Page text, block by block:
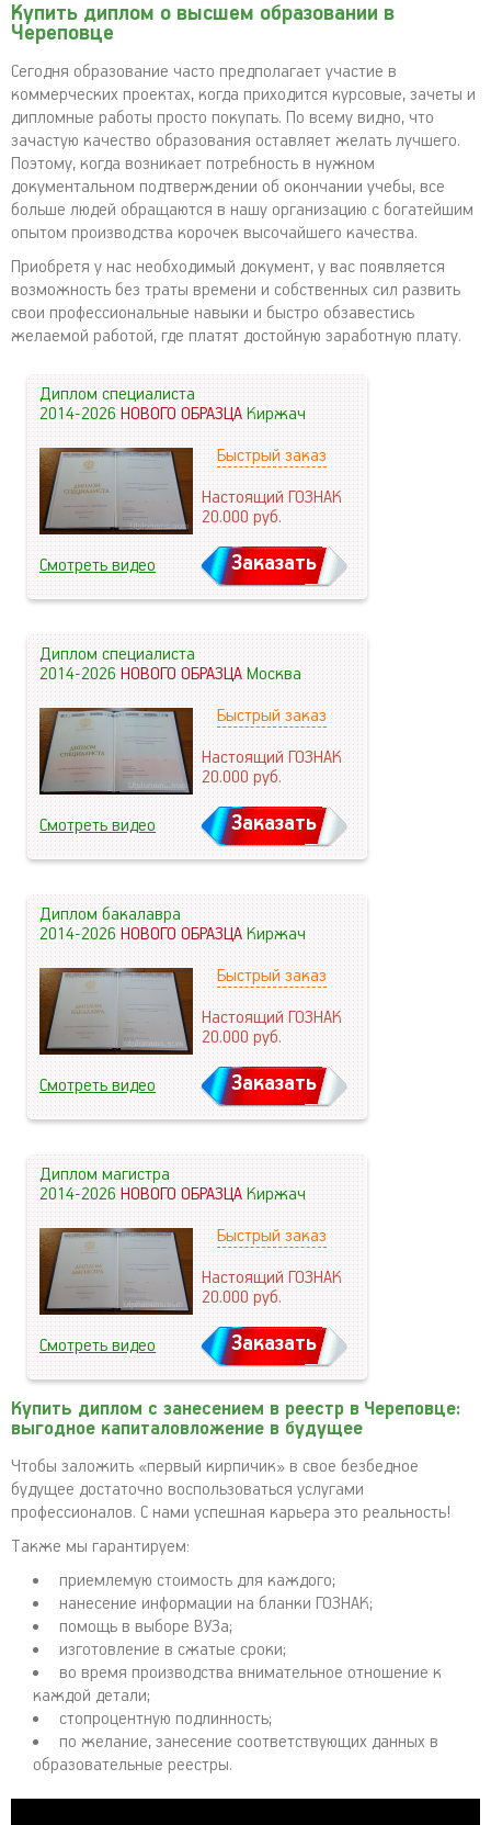
Купить диплом о высшем образовании в
Череповце
Сегодня образование часто предполагает участие в
коммерческих проектах, когда приходится курсовые, зачеты и
дипломные работы просто покупать. По всему видно, что
зачастую качество образования оставляет желать лучшего.
Поэтому, когда возникает потребность в нужном
документальном подтверждении об окончании учебы, все
больше людей обращаются в нашу организацию с богатейшим
опытом производства корочек высочайшего качества.
Приобретя у нас необходимый документ, у вас появляется
возможность без траты времени и собственных сил развить
свои профессиональные навыки и быстро обзавестись
желаемой работой, где платят достойную заработную плату.
Диплом специалиста
2014-2026НОВОГО ОБРАЗЦАКиржач
Быстрый заказ
Настоящий ГОЗНАК
20.000руб.
Смотреть видео Заказать
Диплом специалиста
2014-2026НОВОГО ОБРАЗЦАМосква
Быстрый заказ
Настоящий ГОЗНАК
20.000руб.
Смотреть видео Заказать
Диплом бакалавра
2014-2026НОВОГО ОБРАЗЦАКиржач
Быстрый заказ
Настоящий ГОЗНАК
20.000руб.
Смотреть видео Заказать
Диплом магистра
2014-2026НОВОГО ОБРАЗЦАКиржач
Быстрый заказ
Настоящий ГОЗНАК
20.000руб.
Смотреть видео Заказать
Купить диплом с занесением в реестр в Череповце:
выгодное капиталовложение в будущее
Чтобы заложить «первый кирпичик» в свое безбедное
будущее достаточно воспользоваться услугами
профессионалов. С нами успешная карьера это реальность!
Также мы гарантируем:
приемлемую стоимость для каждого;
нанесение информации на бланки ГОЗНАК;
помощь в выборе ВУЗа;
изготовление в сжатые сроки;
во время производства внимательное отношение к
каждой детали;
стопроцентную подлинность;
по желание, занесение соответствующих данных в
образовательные реестры.